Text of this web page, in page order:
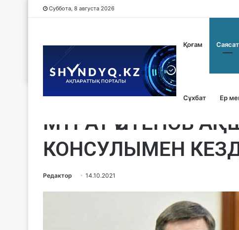
Суббота, 8 августа 2026
Қоғам Саясат
Сұхбат Ер
МҰРАТ ӘЙТЕНОВ
КОНСУЛЫМЕН
Редактор 14.10.2021